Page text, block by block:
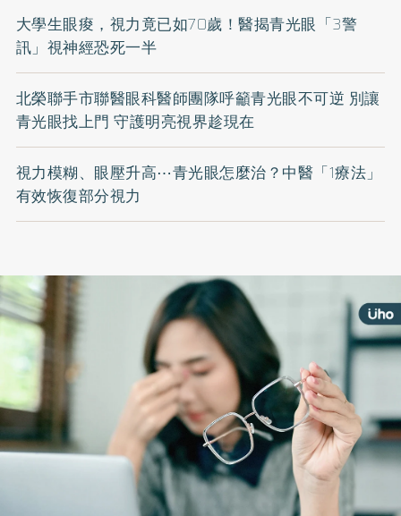
大學生眼痠，視力竟已如70歲！醫揭青光眼「3警
訊」視神經恐死一半
北榮聯手市聯醫眼科醫師團隊呼籲青光眼不可逆 別讓
青光眼找上門 守護明亮視界趁現在
視力模糊、眼壓升高⋯青光眼怎麼治？中醫「1療法」
有效恢復部分視力